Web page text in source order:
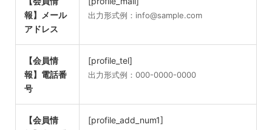
報】メール
アドレス
出力形式例：info@sample.com
【会員情
報】電話番
号
[profile_tel]
出力形式例：000-0000-0000
【会員情
[profile_add_num1]